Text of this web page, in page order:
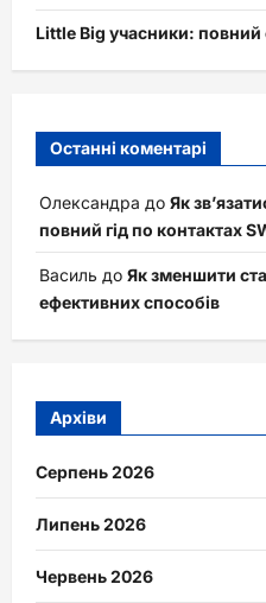
Little Big учасники: повний
Останні коментарі
Олександра до Як
повний гід по контактах
Василь до Як зменшити
ефективних способів
Архіви
Серпень 2026
Липень 2026
Червень 2026